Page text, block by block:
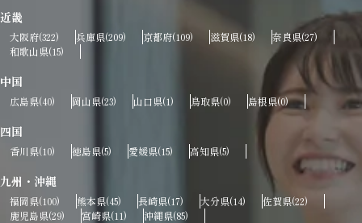
近畿
大阪府(322) 兵庫県(209) 京都府(109) 滋賀県(18) 奈良県(27)
和歌山県(15)
中国
広島県(40) 岡山県(23) 山口県(1) 鳥取県(0) 島根県(0)
四国
香川県(10) 徳島県(5) 愛媛県(15) 高知県(5)
九州・沖縄
福岡県(100) 熊本県(45) 長崎県(17) 大分県(14) 佐賀県(22)
鹿児島県(29) 宮崎県(11) 沖縄県(85)